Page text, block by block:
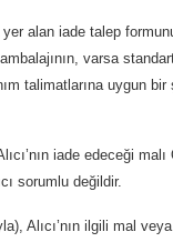
alan iade talep
varsa
talimatlarına uygun bir
iade edeceği
sorumlu değildir.
Alıcı’nın ilgili mal